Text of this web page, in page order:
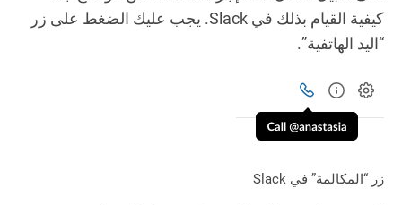
كيفية القيام بذلك في Slack. يجب عليك الضغط على زر
“اليد الهاتفية”.
زر “المكالمة” في Slack